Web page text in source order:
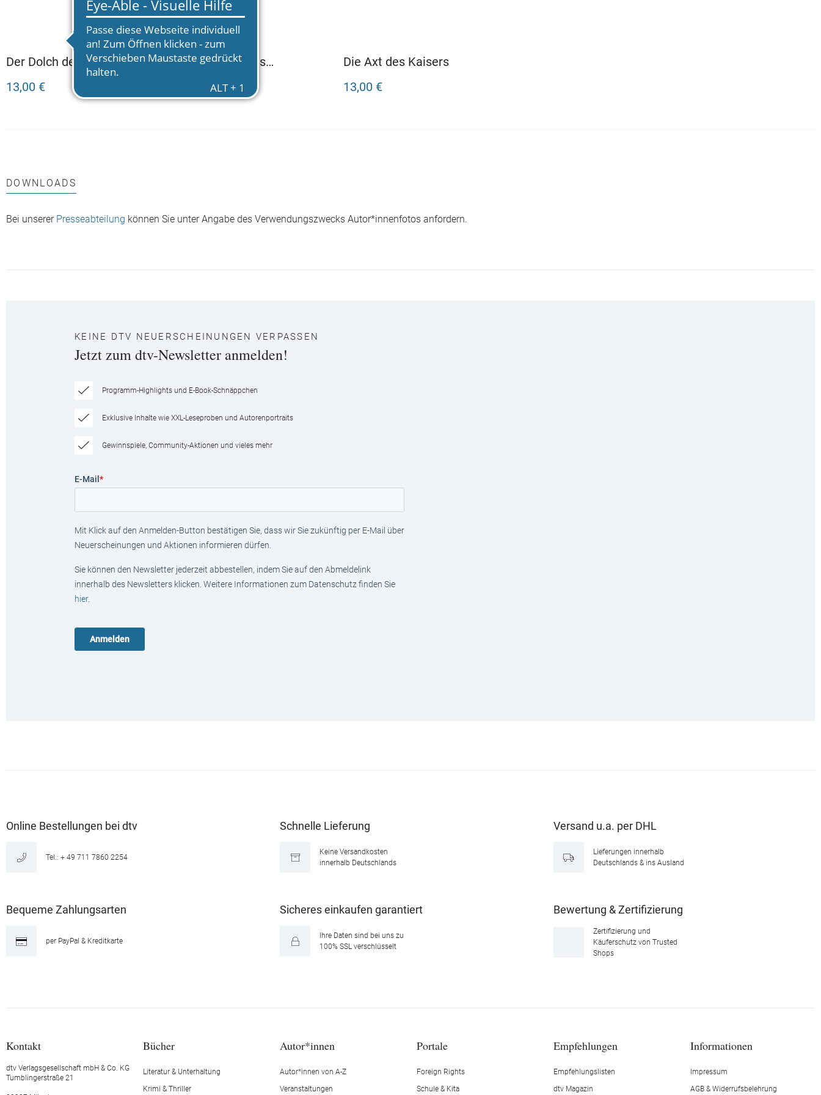
Der Dolch des Kaisers
13,00 €
Das Schwert des
13,00 €
Die Axt des Kaisers
13,00 €
DOWNLOADS
Bei unserer Presseabteilung können Sie unter Angabe des Verwendungszwecks Autor*innenfotos anfordern.
KEINE DTV NEUERSCHEINUNGEN VERPASSEN
Jetzt zum dtv-Newsletter anmelden!
Programm-Highlights und E-Book-Schnäppchen
Exklusive Inhalte wie XXL-Leseproben und Autorenportraits
Gewinnspiele, Community-Aktionen und vieles mehr
E-Mail *
Mit Klick auf den Anmelden-Button bestätigen Sie, dass wir Sie zukünftig per E-Mail über
Neuerscheinungen und Aktionen informieren dürfen.
Sie können den Newsletter jederzeit abbestellen, indem Sie auf den Abmeldelink
innerhalb des Newsletters klicken. Weitere Informationen zum Datenschutz finden Sie
hier.
Online Bestellungen bei dtv
Tel.: + 49 711 7860 2254
Schnelle Lieferung
Keine Versandkosten
innerhalb Deutschlands
Versand u.a. per DHL
Lieferungen innerhalb
Deutschlands & ins Ausland
Bequeme Zahlungsarten
per PayPal & Kreditkarte
Sicheres einkaufen garantiert
Ihre Daten sind bei uns zu
100% SSL verschlüsselt
Bewertung & Zertifizierung
Zertifizierung und
Käuferschutz von Trusted
Shops
Kontakt
dtv Verlagsgesellschaft mbH & Co. KG
Tumblingerstraße 21
Bücher
Literatur & Unterhaltung
Krimi & Thriller
Autor*innen
Autor*innen von A-Z
Veranstaltungen
Portale
Foreign Rights
Schule & Kita
Empfehlungen
Empfehlungslisten
dtv Magazin
Informationen
Impressum
AGB & Widerrufsbelehrung